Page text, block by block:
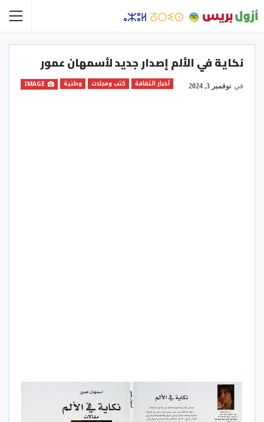
نكاية في الألم إصدار جديد لأسمهان عمور
أخبار الثقافة كتب ومجلات وطنية في نوفمبر 3, 2024